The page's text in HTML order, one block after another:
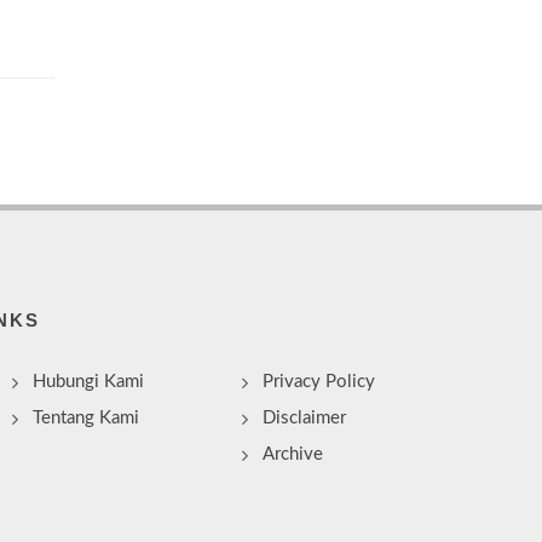
Hubungi Kami
Tentang Kami
Privacy Policy
Disclaimer
Archive